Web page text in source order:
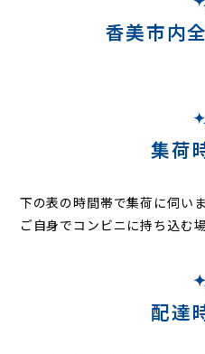
香美市内
集荷
下の表の時間帯で集荷に伺い
ご自身でコンビニに持ち込む
配達